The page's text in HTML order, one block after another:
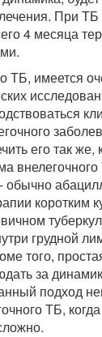
При ТБ
4 месяца
ТБ, имеется
его так же,
обычно
коротким
грудной
того,
за
подход
ТБ,